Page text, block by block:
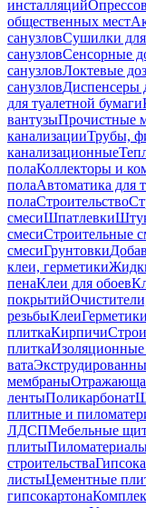
инсталляций
общественных мест
санузловСушилки
санузловСенсорные
санузловЛоктевые
санузловДиспенсеры
для туалетной бумаги
вантузыПрочистные
канализацииТрубы,
канализационные
полаКоллекторы и
полаАвтоматика для
полаСтроительство
смесиШпатлевки
смесиСтроительные
смесиГрунтовки
клеи, герметики
пенаКлеи для обоев
покрытий
резьбыКлеи
плиткаКирпичи
плитка
вата
мембраны
лентыПоликарбонат
плитные и
ЛДСПМебельные
плиты
строительства
листыЦементные
гипсокартона